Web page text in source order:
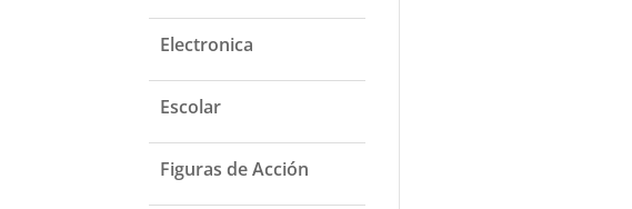
Electronica
Escolar
Figuras de Acción